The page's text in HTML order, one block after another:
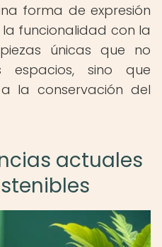
forma de expresión
funcionalidad con la
únicas que no
espacios, sino que
la conservación del
actuales